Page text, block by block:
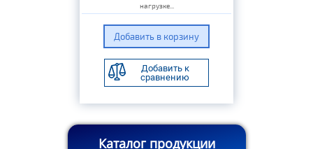
нагрузке...
Добавить к
сравнению
Каталог продукции